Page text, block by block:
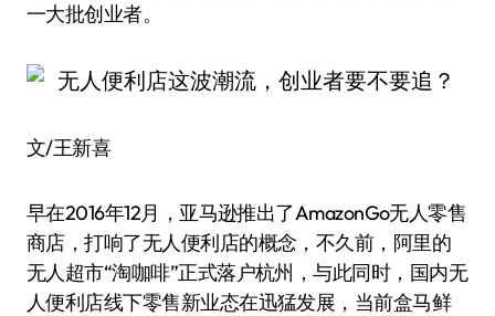
一大批创业者。
文/王新喜
早在2016年12月，亚马逊推出了AmazonGo无人零售
商店，打响了无人便利店的概念，不久前，阿里的
无人超市“淘咖啡”正式落户杭州，与此同时，国内无
人便利店线下零售新业态在迅猛发展，当前盒马鲜